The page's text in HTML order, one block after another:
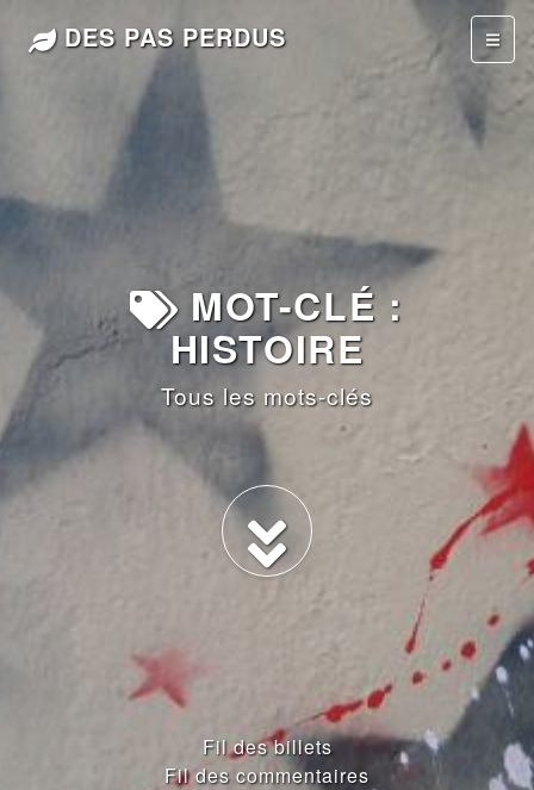
DES PAS PERDUS
MOT-CLÉ :
HISTOIRE
Tous les mots-clés
Fil des billets
Fil des commentaires